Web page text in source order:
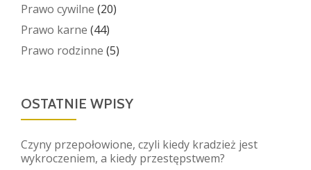
Prawo cywilne (20)
Prawo karne (44)
Prawo rodzinne (5)
OSTATNIE WPISY
Czyny przepołowione, czyli kiedy kradzież jest
wykroczeniem, a kiedy przestępstwem?